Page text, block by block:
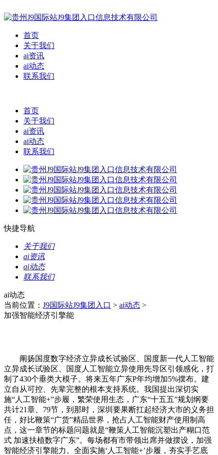
首页
关于我们
ai资讯
ai动态
联系我们
首页
关于我们
ai资讯
ai动态
联系我们
快捷导航
关于我们
ai资讯
ai动态
联系我们
ai动态
当前位置： J9国际站J9集团入口 > ai动态 >
加强智能经济引擎能
阐扬国度数字经济立异成长试验区、国度新一代人工智能
立异成长试验区、国度人工智能立异使用先导区引领感化，打
制了430个垂类大模子。将来五年广东P年均增加5%摆布。建
立自从可控、先辈完整的根本支持系统。我国提出深切实
施“人工智能+”步履，繁荣使用生态，广东“十五五”规划纲要
共计21章、79节，到那时，深圳要果断扛起经济大市的义务担
任，好比鞭策“广货”精品世界，抢占人工智能财产使用制高
点，这一章节的标题问题就是“鞭策人工智能沉塑出产糊口范
式 加速扶植数字广东”。每场都有市带领出席并做摆设，加强
智能经济引擎能力。全面实施‘人工智能+’步履，夯实手艺底